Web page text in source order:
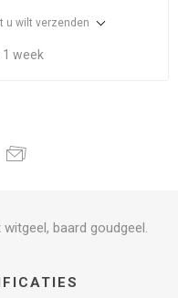
u wilt verzenden
1 week
baard goudgeel.